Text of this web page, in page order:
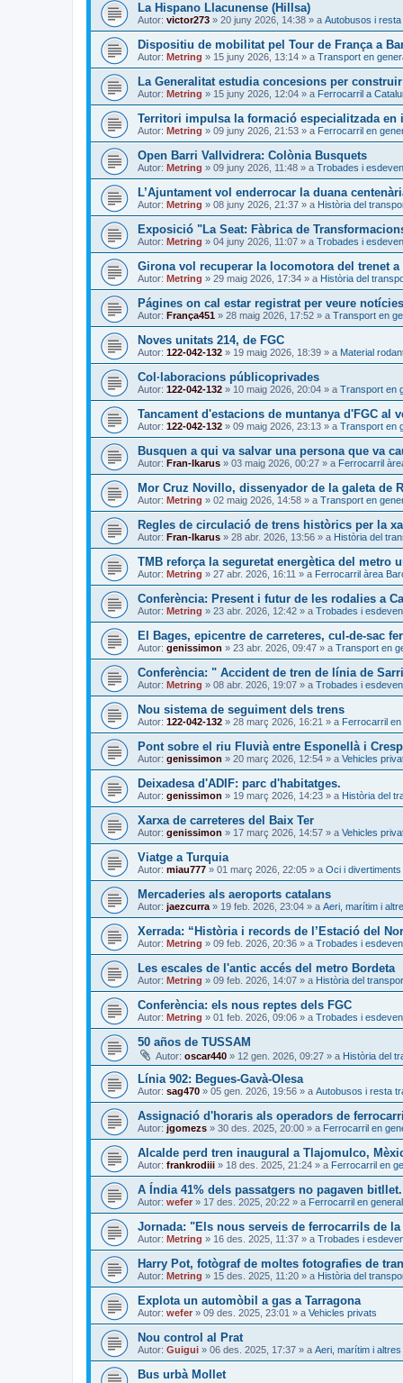
La Hispano Llacunense (Hillsa)
Autor: victor273 » 20 juny 2026, 14:38 » a Autobusos i
Dispositiu de mobilitat pel Tour de França a
Autor: Metring » 15 juny 2026, 13:14 » a Transport en
La Generalitat estudia concesions per
Autor: Metring » 15 juny 2026, 12:04 » a Ferrocarril a
Territori impulsa la formació especialitzada en
Autor: Metring » 09 juny 2026, 21:53 » a Ferrocarril en
Open Barri Vallvidrera: Colònia Busquets
Autor: Metring » 09 juny 2026, 11:48 » a Trobades i
L’Ajuntament vol enderrocar la duana
Autor: Metring » 08 juny 2026, 21:37 » a Història del
Exposició "La Seat: Fàbrica de
Autor: Metring » 04 juny 2026, 11:07 » a Trobades i
Girona vol recuperar la locomotora del trenet
Autor: Metring » 29 maig 2026, 17:34 » a Història del
Págines on cal estar registrat per veure
Autor: França451 » 28 maig 2026, 17:52 » a Transport en
Noves unitats 214, de FGC
Autor: 122-042-132 » 19 maig 2026, 18:39 » a Material
Col·laboracions públicoprivades
Autor: 122-042-132 » 10 maig 2026, 20:04 » a Transport en
Tancament d'estacions de muntanya d'FGC al
Autor: 122-042-132 » 09 maig 2026, 23:13 » a Transport en
Busquen a qui va salvar una persona que va
Autor: Fran-Ikarus » 03 maig 2026, 00:27 » a Ferrocarril
Mor Cruz Novillo, dissenyador de la galeta de
Autor: Metring » 02 maig 2026, 14:58 » a Transport en
Regles de circulació de trens històrics per la
Autor: Fran-Ikarus » 28 abr. 2026, 13:56 » a Història del
TMB reforça la seguretat energètica del metro
Autor: Metring » 27 abr. 2026, 16:11 » a Ferrocarril àrea
Conferència: Present i futur de les rodalies a
Autor: Metring » 23 abr. 2026, 12:42 » a Trobades i
El Bages, epicentre de carreteres, cul-de-sac
Autor: genissimon » 23 abr. 2026, 09:47 » a Transport en
Conferència: " Accident de tren de línia de
Autor: Metring » 08 abr. 2026, 19:07 » a Trobades i
Nou sistema de seguiment dels trens
Autor: 122-042-132 » 28 març 2026, 16:21 » a Ferrocarril
Pont sobre el riu Fluvià entre Esponellà i
Autor: genissimon » 20 març 2026, 12:54 » a Vehicles
Deixadesa d'ADIF: parc d'habitatges.
Autor: genissimon » 19 març 2026, 14:23 » a Història del
Xarxa de carreteres del Baix Ter
Autor: genissimon » 17 març 2026, 14:57 » a Vehicles
Viatge a Turquia
Autor: miau777 » 01 març 2026, 22:05 » a Oci i divertiments
Mercaderies als aeroports catalans
Autor: jaezcurra » 19 feb. 2026, 23:04 » a Aeri, marítim i
Xerrada: “Història i records de l’Estació del
Autor: Metring » 09 feb. 2026, 20:36 » a Trobades i
Les escales de l'antic accés del metro Bordeta
Autor: Metring » 09 feb. 2026, 14:07 » a Història del
Conferència: els nous reptes dels FGC
Autor: Metring » 01 feb. 2026, 09:06 » a Trobades i
50 años de TUSSAM
Autor: oscar440 » 12 gen. 2026, 09:27 » a Història del
Línia 902: Begues-Gavà-Olesa
Autor: sag470 » 05 gen. 2026, 19:56 » a Autobusos i resta
Assignació d'horaris als operadors de ferrocarril
Autor: jgomezs » 30 des. 2025, 20:00 » a Ferrocarril en
Alcalde perd tren inaugural a Tlajomulco,
Autor: frankrodiii » 18 des. 2025, 21:24 » a Ferrocarril en
A Índia 41% dels passatgers no pagaven
Autor: wefer » 17 des. 2025, 20:22 » a Ferrocarril en general
Jornada: "Els nous serveis de ferrocarrils de
Autor: Metring » 16 des. 2025, 11:37 » a Trobades i
Harry Pot, fotògraf de moltes fotografies de
Autor: Metring » 15 des. 2025, 11:20 » a Història del
Explota un automòbil a gas a Tarragona
Autor: wefer » 09 des. 2025, 23:01 » a Vehicles privats
Nou control al Prat
Autor: Guigui » 06 des. 2025, 17:37 » a Aeri, marítim i altres
Bus urbà Mollet